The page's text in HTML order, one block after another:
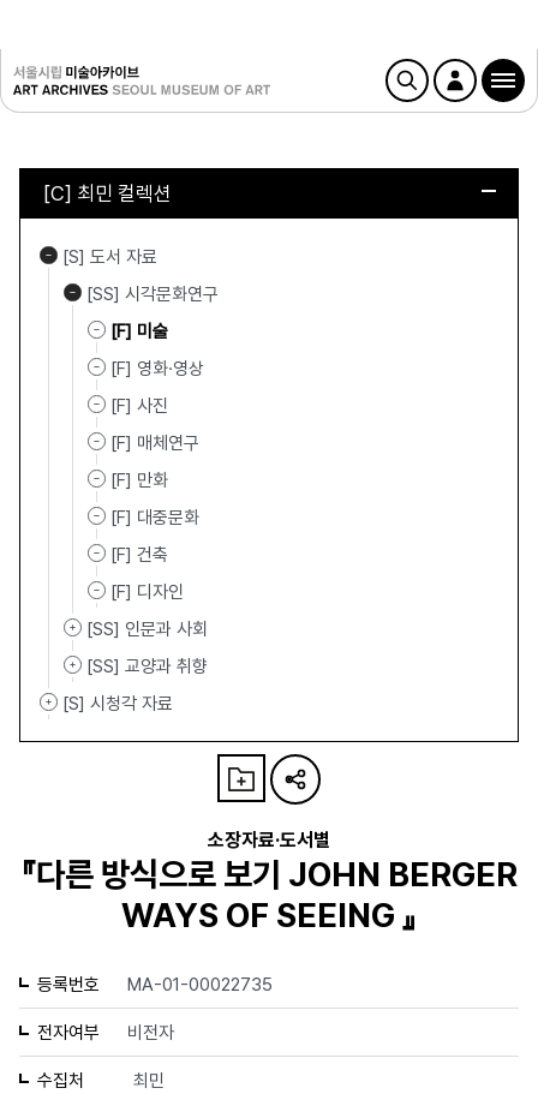
[C] 최민 컬렉션
[S] 도서 자료
[SS] 시각문화연구
[F] 미술
[F] 영화·영상
[F] 사진
[F] 매체연구
[F] 만화
[F] 대중문화
[F] 건축
[F] 디자인
[SS] 인문과 사회
[SS] 교양과 취향
[S] 시청각 자료
소장자료·도서별
『다른 방식으로 보기 JOHN BERGER
WAYS OF SEEING 』
등록번호 MA-01-00022735
전자여부 비전자
수집처 최민